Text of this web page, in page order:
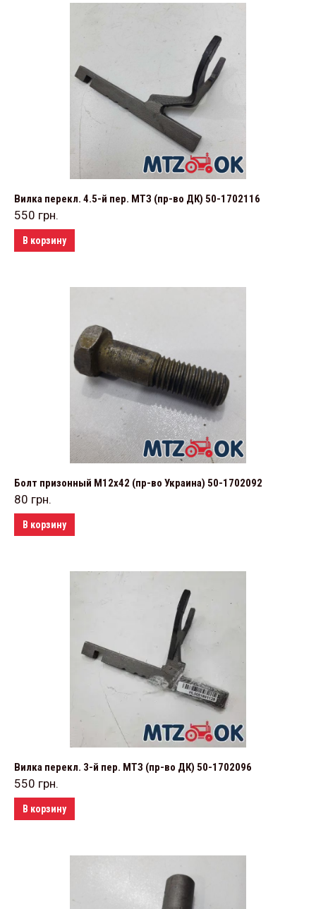
Вилка перекл. 4.5-й пер. МТЗ (пр-во ДК) 50-1702116
550 грн.
В корзину
Болт призонный М12х42 (пр-во Украина) 50-1702092
80 грн.
В корзину
Вилка перекл. 3-й пер. МТЗ (пр-во ДК) 50-1702096
550 грн.
В корзину